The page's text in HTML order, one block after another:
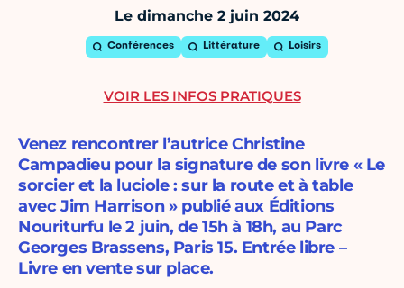
Le dimanche 2 juin 2024
Conférences Littérature Loisirs
Venez rencontrer l’autrice Christine
Campadieu pour la signature de son livre « Le
sorcier et la luciole : sur la route et à table
avec Jim Harrison » publié aux Éditions
Nouriturfu le 2 juin, de 15h à 18h, au Parc
Georges Brassens, Paris 15. Entrée libre –
Livre en vente sur place.
VOIR LES INFOS PRATIQUES